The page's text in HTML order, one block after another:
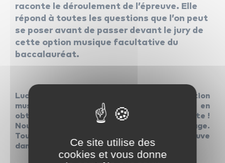
raconte le déroulement de l’épreuve. Elle
répond à toutes les questions que l’on peut
se poser avant de passer devant le jury de
cette option musique facultative du
baccalauréat.
Lucie, tu viens de passer l’épreuve de l’option
musique au baccalauréat avec succès en
obtenant 20 sur 20. Bravo pour cette réussite !
Nous souhaiterions recueillir ton témoignage.
Tout d’abord, comment se déroule l’épreuve
dans son ensemble ?Ce site utilise des
cookies et vous donne